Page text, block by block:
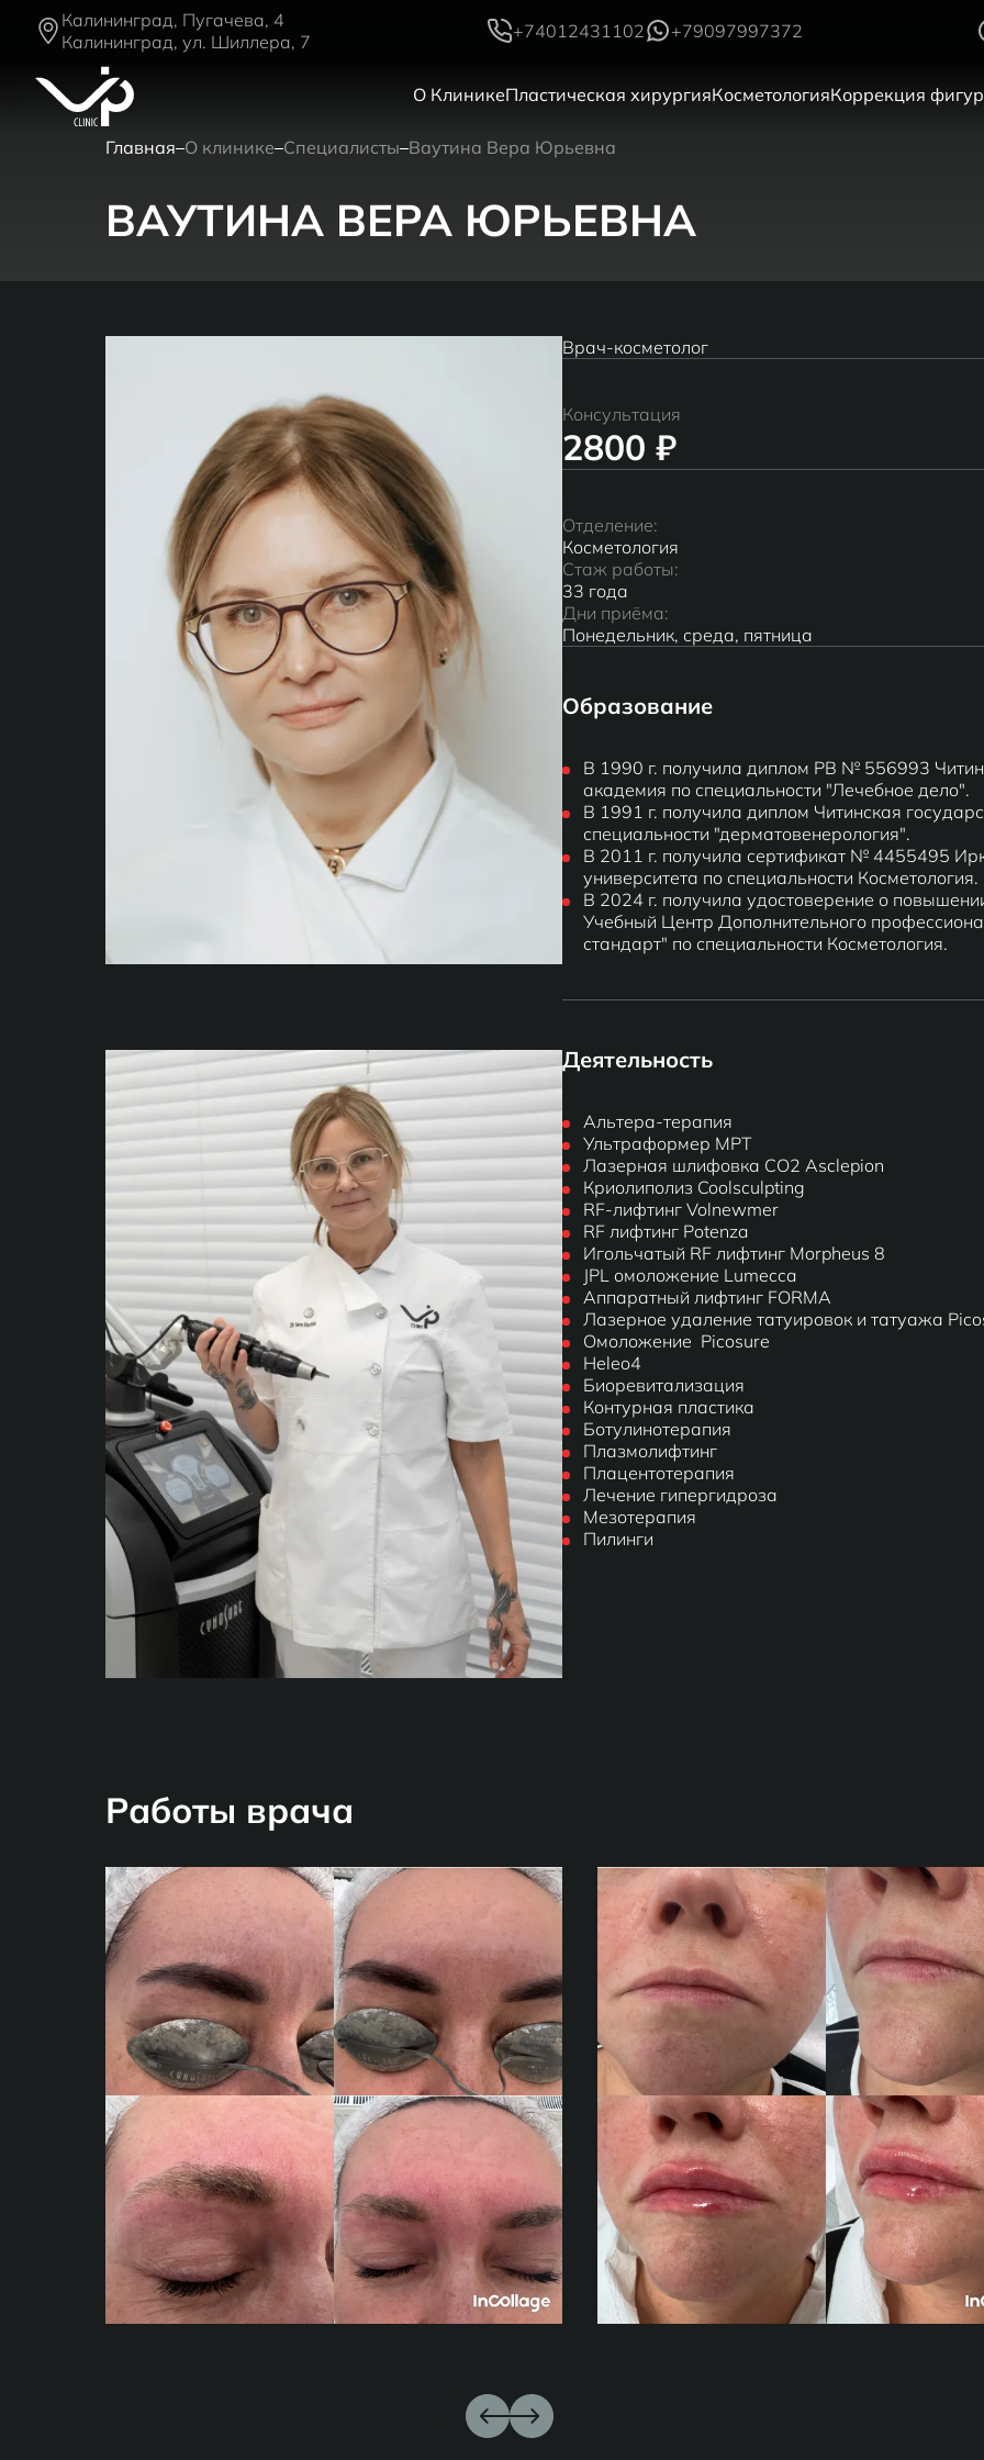
Калининград, Пугачева, 4
Калининград, ул. Шиллера, 7
+74012431102 +79097997372
О КлиникеПластическая хирургияКосметологияКоррекция
Главная О клинике Специалисты Ваутина Вера Юрьевна
ВАУТИНА ВЕРА ЮРЬЕВНА
Врач-косметолог
Консультация
2800 ₽
Отделение:
Косметология
Стаж работы:
33 года
Дни приёма:
Понедельник, среда, пятница
Образование
В 1990 г. получила диплом PB № 556993
академия по специальности "Лечебное дело".
В 1991 г. получила диплом Читинская
специальности "дерматовенерология".
В 2011 г. получила сертификат № 4455495
университета по специальности Косметология.
В 2024 г. получила удостоверение о
Учебный Центр Дополнительного
стандарт" по специальности Косметология.
Деятельность
Альтера-терапия
Ультраформер МРТ
Лазерная шлифовка CO2 Asclepion
Криолиполиз Coolsculpting
RF-лифтинг Volnewmer
RF лифтинг Potenza
Игольчатый RF лифтинг Morpheus 8
JPL омоложение Lumecca
Аппаратный лифтинг FORMA
Лазерное удаление татуировок и татуажа
Омоложение Picosure
Heleo4
Биоревитализация
Контурная пластика
Ботулинотерапия
Плазмолифтинг
Плацентотерапия
Лечение гипергидроза
Мезотерапия
Пилинги
Работы врача